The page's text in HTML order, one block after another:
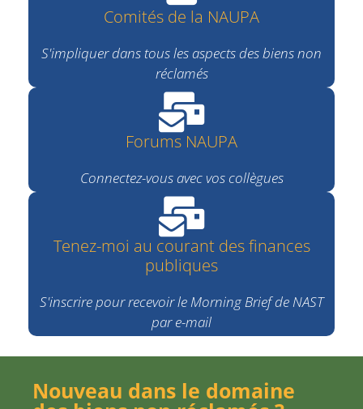
Comités de la NAUPA
S'impliquer dans tous les aspects des biens non
réclamés
Forums NAUPA
Connectez-vous avec vos collègues
Tenez-moi au courant des finances
publiques
S'inscrire pour recevoir le Morning Brief de NAST
par e-mail
Nouveau dans le domaine